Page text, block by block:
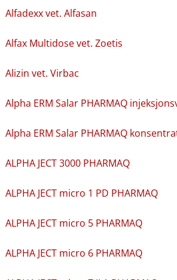
Alfadexx vet. Alfasan
Alfax Multidose vet. Zoetis
Alizin vet. Virbac
Alpha ERM Salar PHARMAQ
Alpha ERM Salar PHARMAQ
ALPHA JECT 3000 PHARMAQ
ALPHA JECT micro 1 PD PHARMAQ
ALPHA JECT micro 5 PHARMAQ
ALPHA JECT micro 6 PHARMAQ